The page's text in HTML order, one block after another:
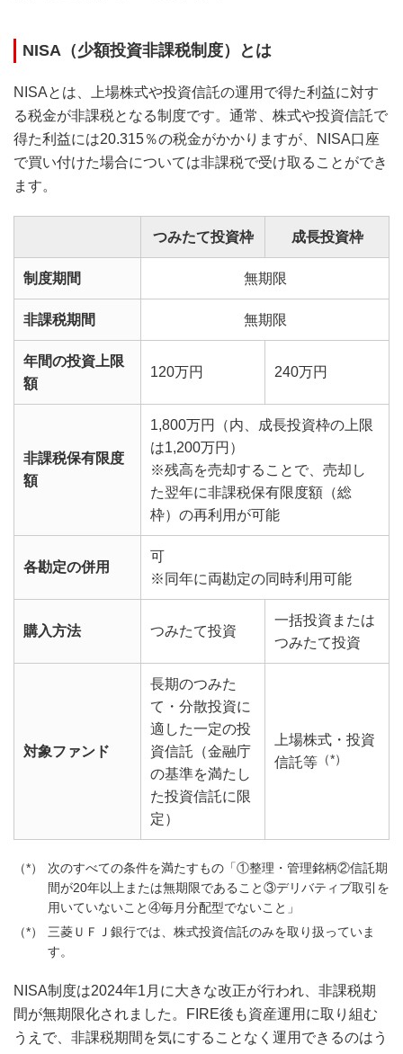
NISA（少額投資非課税制度）とは
NISAとは、上場株式や投資信託の運用で得た利益に対す
る税金が非課税となる制度です。通常、株式や投資信託で
得た利益には20.315％の税金がかかりますが、NISA口座
で買い付けた場合については非課税で受け取ることができ
ます。
つみたて投資枠 成長投資枠
制度期間 無期限
非課税期間 無期限
年間の投資上限
額
120万円 240万円
非課税保有限度
額
1,800万円（内、成長投資枠の上限
は1,200万円）
※残高を売却することで、売却し
た翌年に非課税保有限度額（総
枠）の再利用が可能
各勘定の併用
可
※同年に両勘定の同時利用可能
購入方法 つみたて投資
一括投資または
つみたて投資
対象ファンド
長期のつみた
て・分散投資に
適した一定の投
資信託（金融庁
の基準を満たし
た投資信託に限
定）
上場株式・投資
信託等 （*）
次のすべての条件を満たすもの「①整理・管理銘柄②信託期
間が20年以上または無期限であること③デリバティブ取引を
用いていないこと④毎月分配型でないこと」
三菱ＵＦＪ銀行では、株式投資信託のみを取り扱っていま
す。
NISA制度は2024年1月に大きな改正が行われ、非課税期
間が無期限化されました。FIRE後も資産運用に取り組む
うえで、非課税期間を気にすることなく運用できるのはう